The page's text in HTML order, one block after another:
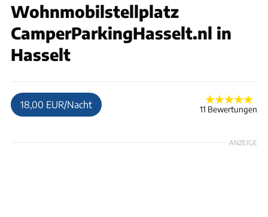
Wohnmobilstellplatz
CamperParkingHasselt.nl in
Hasselt
18,00 EUR/Nacht 11 Bewertungen
ANZEIGE